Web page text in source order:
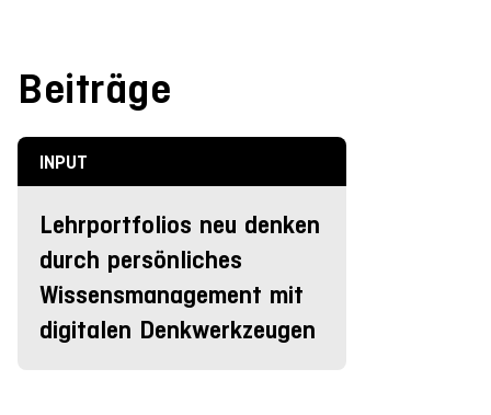
Beiträge
INPUT
Lehrportfolios neu denken
durch persönliches
Wissensmanagement mit
digitalen Denkwerkzeugen